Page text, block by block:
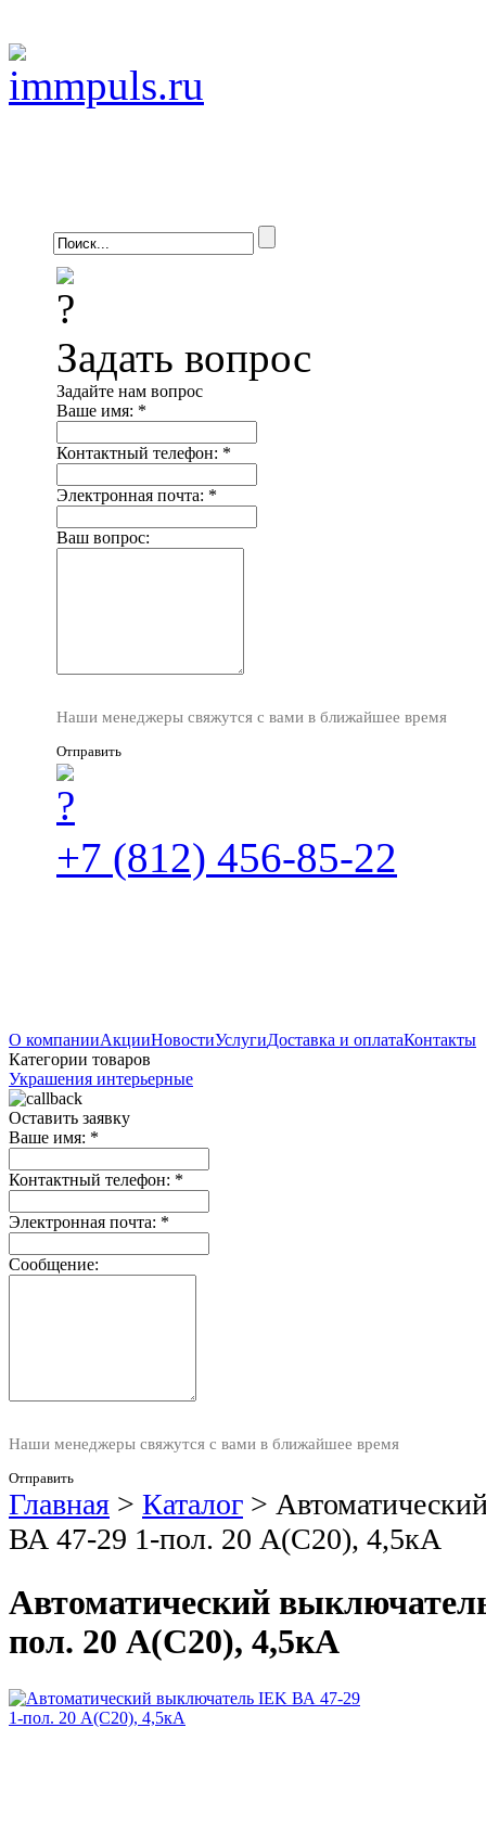
Задать вопрос
Задайте нам вопрос
Ваше имя: *
Контактный телефон: *
Электронная почта: *
Ваш вопрос:
Наши менеджеры свяжутся с вами в ближайшее время
Отправить
+7 (812) 456-85-22
О компанииАкцииНовостиУслугиДоставка и оплатаКонтакты
Категории товаров
Украшения интерьерные
Оставить заявку
Ваше имя: *
Контактный телефон: *
Электронная почта: *
Сообщение:
Наши менеджеры свяжутся с вами в ближайшее время
Отправить
Главная > Каталог >
ВА 47-29 1-пол. 20 А(С20), 4,5кА
Автоматический
пол. 20 А(С20), 4,5кА